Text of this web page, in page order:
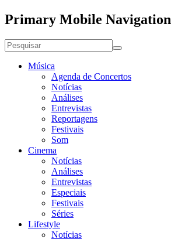
Primary Mobile Navigation
Música
Agenda de Concertos
Notícias
Análises
Entrevistas
Reportagens
Festivais
Som
Cinema
Notícias
Análises
Entrevistas
Especiais
Festivais
Séries
Lifestyle
Notícias